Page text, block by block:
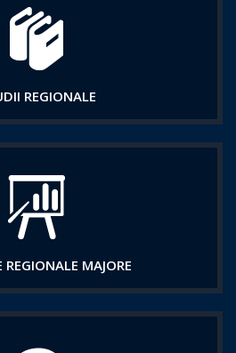
REGIONALE
REGIONALE MAJORE